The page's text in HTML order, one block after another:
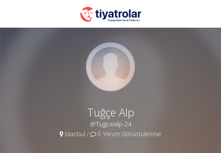
Tuğçe Alp
@Tugcealp-24
İstanbul / 0 Yorum Görüntülenme